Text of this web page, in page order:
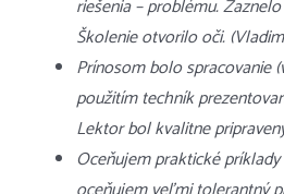
riešenia – problému.
Školenie otvorilo oči.
Prínosom bolo spracovanie
použitím techník
Lektor bol kvalitne
Oceňujem praktické